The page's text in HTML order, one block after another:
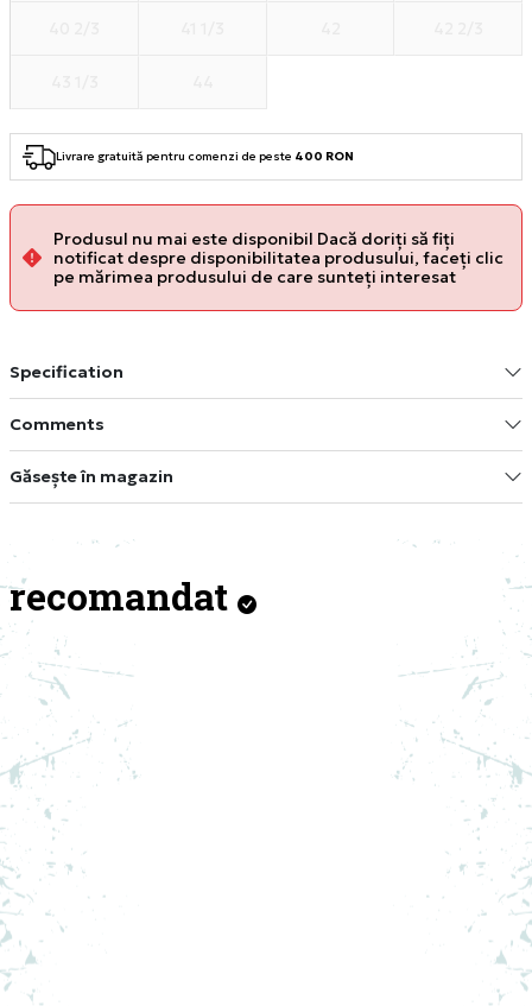
Livrare gratuită pentru comenzi de peste 400 RON
Produsul nu mai este disponibil Dacă doriți să fiți
notificat despre disponibilitatea produsului, faceți clic
pe mărimea produsului de care sunteți interesat
Specification
Comments
Găsește în magazin
recomandat